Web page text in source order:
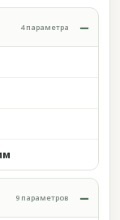
4 параметра
9 параметров